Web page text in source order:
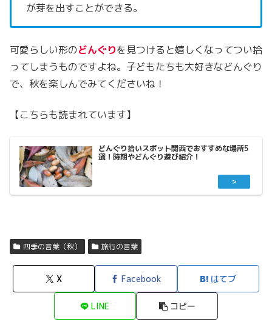
が芽を出すことができる。
可愛らしい形のどんぐりを見つけると嬉しくなってつい拾
ってしまうものですよね。子どもたちも大好きなどんぐり
で、秋を楽しんでみてくださいね！
【こちらも読まれています】
どんぐり拾いスポット関西でおすすめな場所5
選！時期やどんぐり遊び紹介！
四季の言葉（秋） 旅行の言葉
X Facebook はてブ
LINE コピー